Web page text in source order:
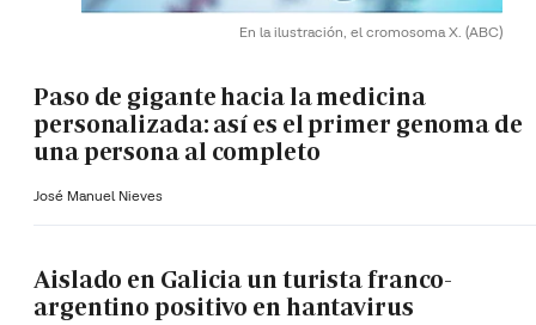
En la ilustración, el cromosoma X. (ABC)
Paso de gigante hacia la medicina
personalizada: así es el primer genoma de
una persona al completo
José Manuel Nieves
Aislado en Galicia un turista franco-
argentino positivo en hantavirus